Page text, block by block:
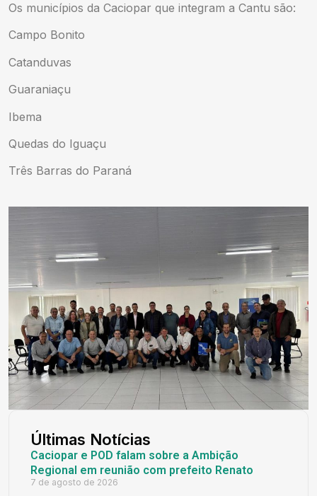
Os municípios da Caciopar que integram a Cantu são:
Campo Bonito
Catanduvas
Guaraniaçu
Ibema
Quedas do Iguaçu
Três Barras do Paraná
Últimas Notícias
Caciopar e POD falam sobre a Ambição
Regional em reunião com prefeito Renato
7 de agosto de 2026